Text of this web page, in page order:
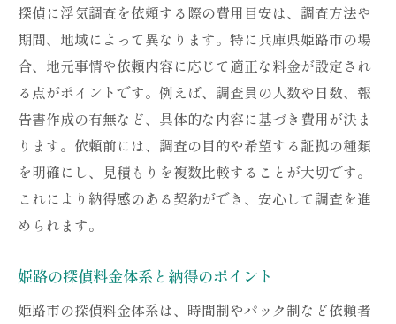
探偵に浮気調査を依頼する際の費用目安は、調査方法や
期間、地域によって異なります。特に兵庫県姫路市の場
合、地元事情や依頼内容に応じて適正な料金が設定され
る点がポイントです。例えば、調査員の人数や日数、報
告書作成の有無など、具体的な内容に基づき費用が決ま
ります。依頼前には、調査の目的や希望する証拠の種類
を明確にし、見積もりを複数比較することが大切です。
これにより納得感のある契約ができ、安心して調査を進
められます。
姫路の探偵料金体系と納得のポイント
姫路市の探偵料金体系は、時間制やパック制など依頼者